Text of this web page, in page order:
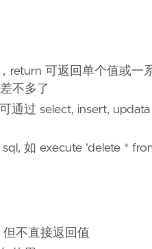
return 可返回单个值或一
不多了
通过 select, insert,
如 execute 'delete *
但不直接返回值